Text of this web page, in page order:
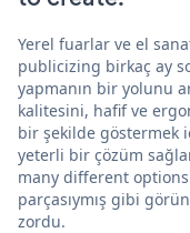
Yerel fuarlar ve el
publicizing birkaç ay
yapmanın bir yolunu
kalitesini, hafif ve
bir şekilde göstermek
yeterli bir çözüm
many different
parçasıymış gibi
zordu.